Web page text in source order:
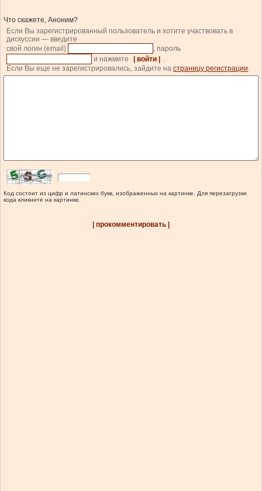
Что скажете, Аноним?
Если Вы зарегистрированный пользователь и хотите участвовать в
дискуссии — введите
свой логин (email)
, пароль
и нажмите
| войти |
.
Если Вы еще не зарегистрировались, зайдите на страницу регистрации.
Код состоит из цифр и латинских букв, изображенных на картинке. Для перезагрузки
кода кликните на картинке.
| прокомментировать |